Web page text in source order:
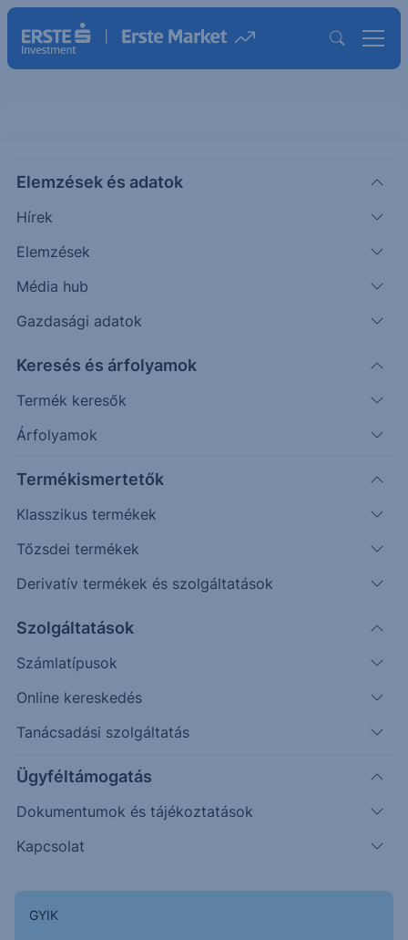
Elemzések és adatok
Hírek
Elemzések
Média hub
Gazdasági adatok
Keresés és árfolyamok
Termék keresők
Árfolyamok
Termékismertetők
Klasszikus termékek
Tőzsdei termékek
Derivatív termékek és szolgáltatások
Szolgáltatások
Számlatípusok
Online kereskedés
Tanácsadási szolgáltatás
Ügyféltámogatás
Dokumentumok és tájékoztatások
Kapcsolat
GYIK
S&P500 - 2024/42 - napi
CHART EXTRA
Puppi Adrián
Az elmúlt időszakban lényeges változás nem
Napos
Korábbi várakozásainkat fenntartjuk:
érkezhet az indexben, elsődleges célár 5357.
2024/40: